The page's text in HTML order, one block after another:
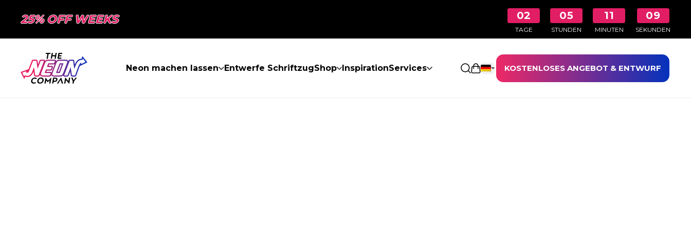
25% OFF WEEKS 02
TAGE
05
STUNDEN
11
MINUTEN
08
SEKUNDEN
Neon machen lassen Entwerfe SchriftzugShop InspirationServices Einkaufswagen öffnen
KOSTENLOSES ANGEBOT & ENTWURF